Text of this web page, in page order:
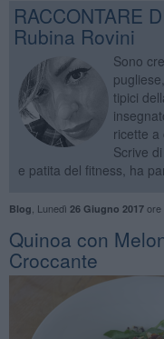
RACCONTARE
Rubina Rovini
Sono
tipici
ricette a
Scrive
e patita del fitness, ha
Blog Lunedì 26 Giugno 2017ore
Quinoa con
Croccante